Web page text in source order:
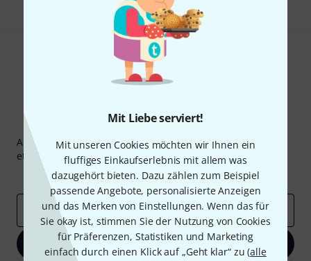
Mit Liebe serviert!
Mit unseren Cookies möchten wir Ihnen ein
fluffiges Einkaufserlebnis mit allem was
dazugehört bieten. Dazu zählen zum Beispiel
passende Angebote, personalisierte Anzeigen
und das Merken von Einstellungen. Wenn das für
Sie okay ist, stimmen Sie der Nutzung von Cookies
für Präferenzen, Statistiken und Marketing
einfach durch einen Klick auf „Geht klar“ zu (alle
Thomann Newsletter
Abonniere den Thomann Newsletter und gewinne mit
etwas Glück einen von50 Gutscheinenüber jeweils
Inspirierende Beiträge
Deals Thomann Insights
E-Mail-Adresse*
Jetzt anmelden